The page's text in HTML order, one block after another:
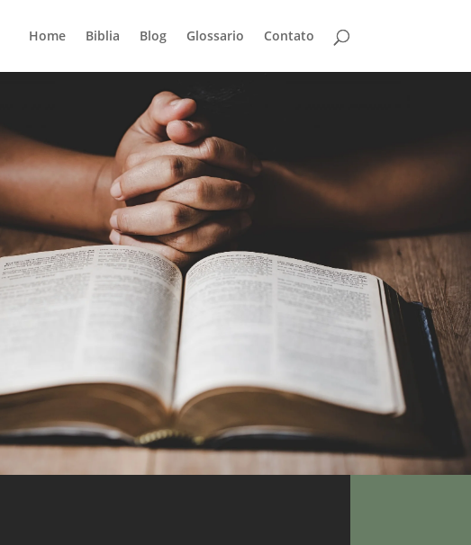
Home Biblia Blog Glossario Contato